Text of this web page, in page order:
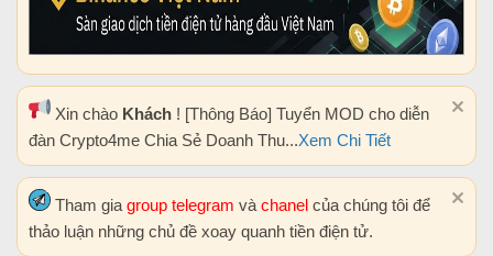
Xin chào Khách ! [Thông Báo] Tuyển MOD cho diễn
đàn Crypto4me Chia Sẻ Doanh Thu...Xem Chi Tiết
Tham gia group telegram và chanel của chúng tôi để
thảo luận những chủ đề xoay quanh tiền điện tử.